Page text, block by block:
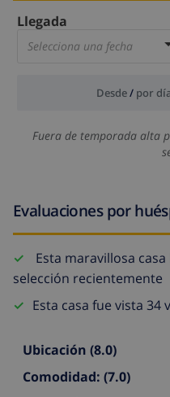
Llegada
Selecciona una fecha
Desde/ por
Fuera de temporada alta
Evaluaciones por
Esta maravillosa
selección recientemente
Esta casa fue vista 34
Ubicación (8.0)
Comodidad: (7.0)